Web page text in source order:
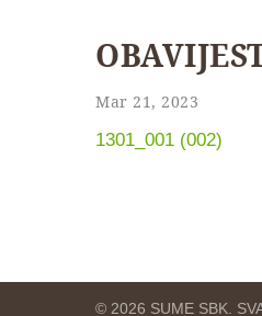
Mar 21, 2023
1301_001 (002)
© 2026 SUME SBK.